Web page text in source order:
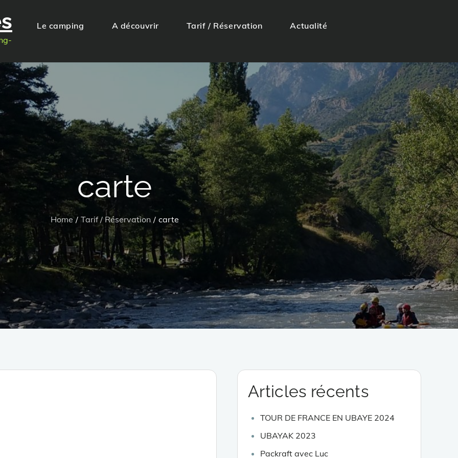
Le camping A découvrir Tarif / Réservation Actualité
carte
Home Tarif / Réservation carte
Articles récents
TOUR DE FRANCE EN UBAYE 2024
UBAYAK 2023
Packraft avec Luc